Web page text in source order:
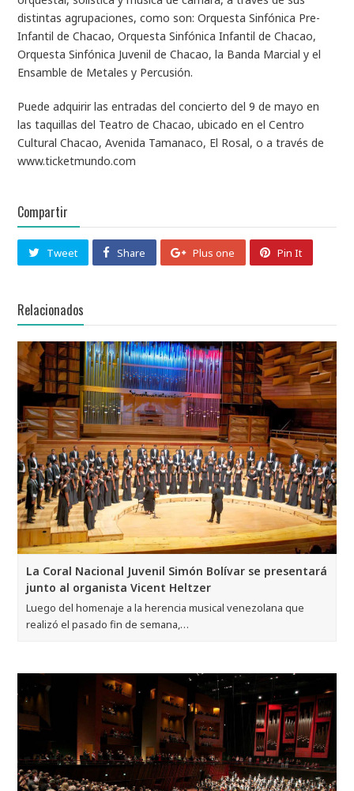
distintas agrupaciones, como son: Orquesta Sinfónica Pre-
Infantil de Chacao, Orquesta Sinfónica Infantil de Chacao,
Orquesta Sinfónica Juvenil de Chacao, la Banda Marcial y el
Ensamble de Metales y Percusión.
Puede adquirir las entradas del concierto del 9 de mayo en
las taquillas del Teatro de Chacao, ubicado en el Centro
Cultural Chacao, Avenida Tamanaco, El Rosal, o a través de
www.ticketmundo.com
Compartir
Tweet Share Plus one Pin It
Relacionados
La Coral Nacional Juvenil Simón Bolívar se presentará
junto al organista Vicent Heltzer
Luego del homenaje a la herencia musical venezolana que
realizó el pasado fin de semana,…